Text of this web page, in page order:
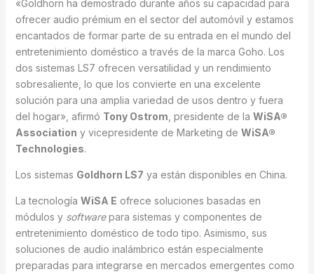
«Goldhorn ha demostrado durante años su capacidad para
ofrecer audio prémium en el sector del automóvil y estamos
encantados de formar parte de su entrada en el mundo del
entretenimiento doméstico a través de la marca Goho. Los
dos sistemas LS7 ofrecen versatilidad y un rendimiento
sobresaliente, lo que los convierte en una excelente
solución para una amplia variedad de usos dentro y fuera
del hogar», afirmó Tony Ostrom , presidente de la WiSA®
Association y vicepresidente de Marketing de WiSA®
Technologies.
Los sistemas Goldhorn LS7 ya están disponibles en China.
La tecnología WiSA E ofrece soluciones basadas en
módulos y softwarepara sistemas y componentes de
entretenimiento doméstico de todo tipo. Asimismo, sus
soluciones de audio inalámbrico están especialmente
preparadas para integrarse en mercados emergentes como